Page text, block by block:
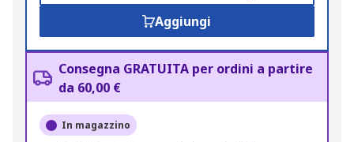
Aggiungi
Consegna GRATUITA per ordini a partire
da 60,00 €
In magazzino